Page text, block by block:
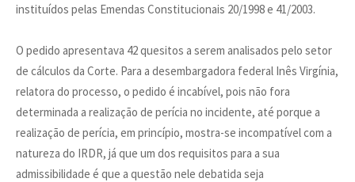
instituídos pelas Emendas Constitucionais 20/1998 e 41/2003.
O pedido apresentava 42 quesitos a serem analisados pelo setor
de cálculos da Corte. Para a desembargadora federal Inês Virgínia,
relatora do processo, o pedido é incabível, pois não fora
determinada a realização de perícia no incidente, até porque a
realização de perícia, em princípio, mostra-se incompatível com a
natureza do IRDR, já que um dos requisitos para a sua
admissibilidade é que a questão nele debatida seja